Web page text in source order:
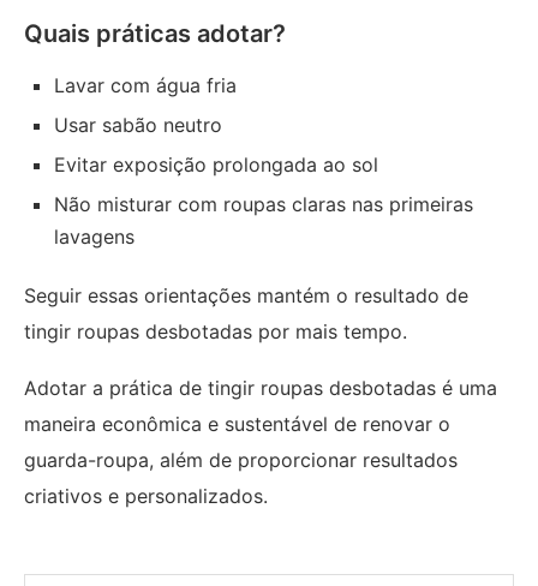
Quais práticas adotar?
Lavar com água fria
Usar sabão neutro
Evitar exposição prolongada ao sol
Não misturar com roupas claras nas primeiras
lavagens
Seguir essas orientações mantém o resultado de
tingir roupas desbotadas por mais tempo.
Adotar a prática de tingir roupas desbotadas é uma
maneira econômica e sustentável de renovar o
guarda-roupa, além de proporcionar resultados
criativos e personalizados.